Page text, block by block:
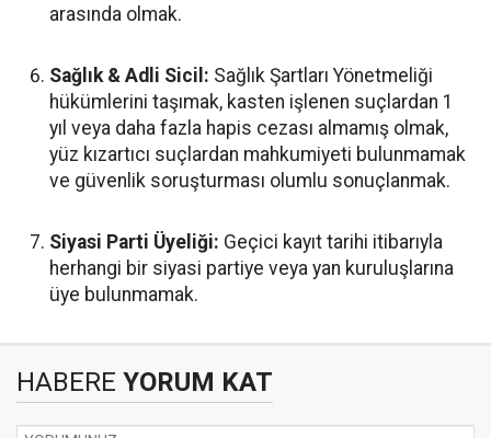
arasında olmak.
Sağlık & Adli Sicil: Sağlık Şartları Yönetmeliği
hükümlerini taşımak, kasten işlenen suçlardan 1
yıl veya daha fazla hapis cezası almamış olmak,
yüz kızartıcı suçlardan mahkumiyeti bulunmamak
ve güvenlik soruşturması olumlu sonuçlanmak.
Siyasi Parti Üyeliği: Geçici kayıt tarihi itibarıyla
herhangi bir siyasi partiye veya yan kuruluşlarına
üye bulunmamak.
HABERE YORUM KAT